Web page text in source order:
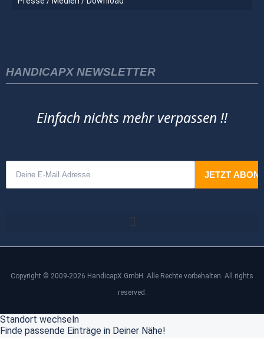
HANDICAPX NEWSLETTER
Einfach nichts mehr verpassen !!
Copyright © 2009-2026 HandicapX GmbH. Alle Rechte vorbehalten. All rights
reserved.
Standort wechseln
Finde passende Einträge in Deiner Nähe!